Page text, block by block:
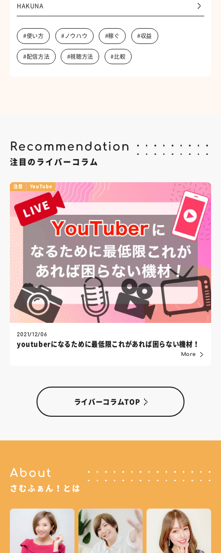
HAKUNA
#使い方 #ノウハウ #稼ぐ #収益
#配信方法 #視聴方法 #比較
Recommendation
注目のライバーコラム
注目 YouTube
2021/12/06
youtuberになるために最低限これがあれば困らない機材！
More
ライバーコラムTOP
About
さむふぁん！とは